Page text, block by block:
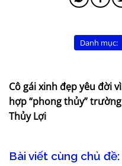
Danh mục:
Cô gái xinh đẹp yêu đời vì
hợp “phong thủy” trường
Thủy Lợi
Bài viết cùng chủ đề: